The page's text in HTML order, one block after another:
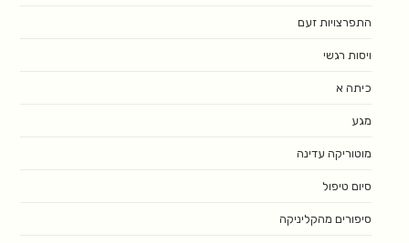
התפרצויות זעם
ויסות רגשי
כיתה א
מגע
מוטוריקה עדינה
סיום טיפול
סיפורים מהקליניקה